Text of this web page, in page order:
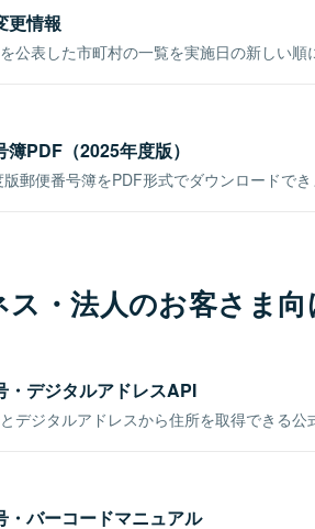
更情報
公表した市町村の一覧を実施日の新しい順
簿PDF（2025年度版）
郵便番号簿をPDF形式でダウンロードで
ス・法人のお客さま
・デジタルアドレスAPI
デジタルアドレスから住所を取得できる公
・バーコードマニュアル